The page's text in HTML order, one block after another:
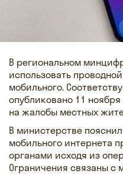
В региональном
использовать
мобильного.
опубликовано 11
на жалобы местных
В министерстве
мобильного интернета
органами исходя из
Ограничения связаны с